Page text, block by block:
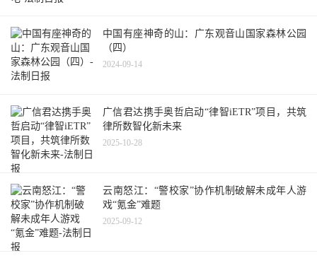
中国有座神奇的山：广东观音山国家森林公园
（四）
2024-09-14
广信君达携手奥哲启动“律智iETR”项目，共筑
律所数智化新未来
2025-10-28
云南怒江：“警校家”协作机制破解未成年人游
戏“氪金”难题
2025-09-12